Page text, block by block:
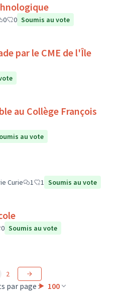
0 0 Soumis au vote
par le CME de l'Île
au Collège François
au vote
Curie 1 1 Soumis au vote
0 Soumis au vote
par page : 100
2